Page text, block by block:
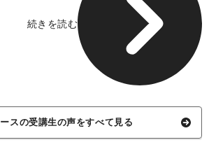
続きを読む
スの受講生の声をすべて見る